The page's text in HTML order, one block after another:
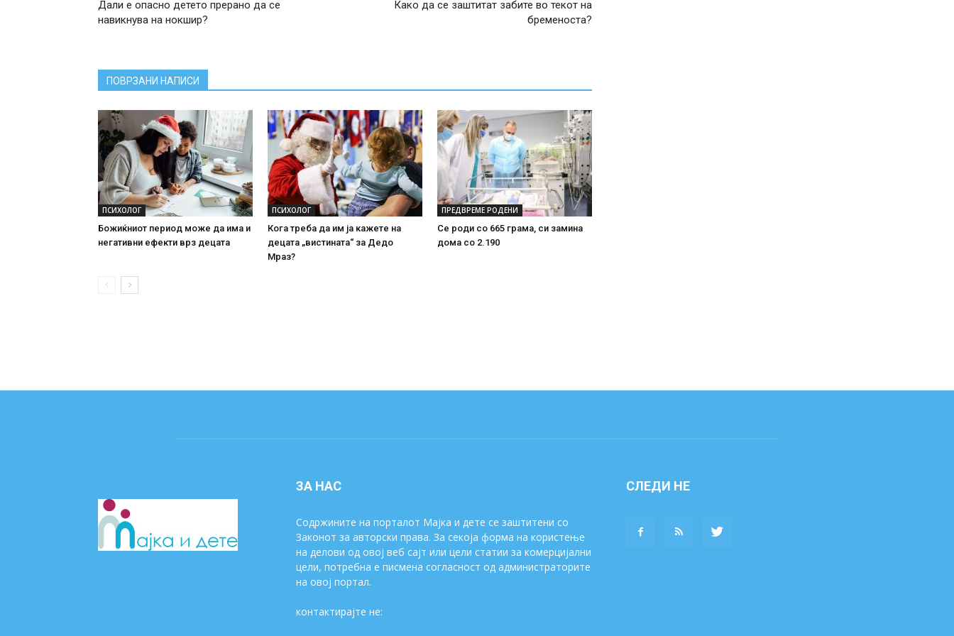
Дали е опасно детето прерано да се
навикнува на нокшир?
Како да се заштитат забите во текот на
бременоста?
ПОВРЗАНИ НАПИСИ
ПСИХОЛОГ
Божиќниот период може да има и
негативни ефекти врз децата
ПСИХОЛОГ
Кога треба да им ја кажете на
децата „вистината“ за Дедо
Мраз?
ПРЕДВРЕМЕ РОДЕНИ
Се роди со 665 грама, си замина
дома со 2.190
ЗА НАС
Содржините на порталот Мајка и дете се заштитени со
Законот за авторски права. За секоја форма на користење
на делови од овој веб сајт или цели статии за комерцијални
цели, потребна е писмена согласност од администраторите
на овој портал.
контактирајте не:
СЛЕДИ НЕ